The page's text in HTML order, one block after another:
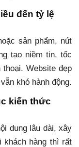
đến tỷ lệ
sản phẩm, nút
tạo niềm tin, tốc
Website đẹp
khó hành động.
kiến thức
dung lâu dài, xây
khách hàng thì rất